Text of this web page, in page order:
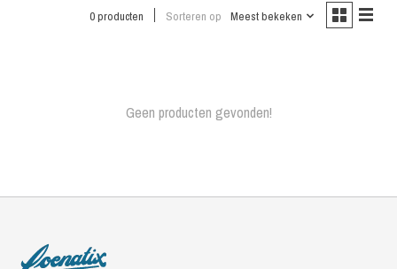
0 producten Sorteren op Meest bekeken
Geen producten gevonden!